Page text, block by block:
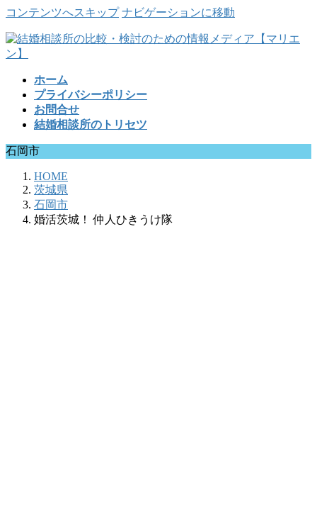
コンテンツへスキップ ナビゲーションに移動
ホーム
プライバシーポリシー
お問合せ
結婚相談所のトリセツ
石岡市
HOME
茨城県
石岡市
婚活茨城！ 仲人ひきうけ隊